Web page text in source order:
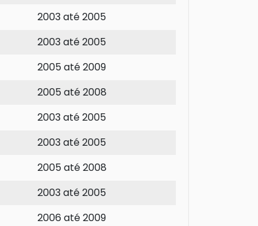
2003 até 2005
2003 até 2005
2005 até 2009
2005 até 2008
2003 até 2005
2003 até 2005
2005 até 2008
2003 até 2005
2006 até 2009